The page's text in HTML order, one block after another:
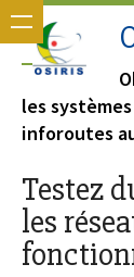
les
inforoutes
Testez
les